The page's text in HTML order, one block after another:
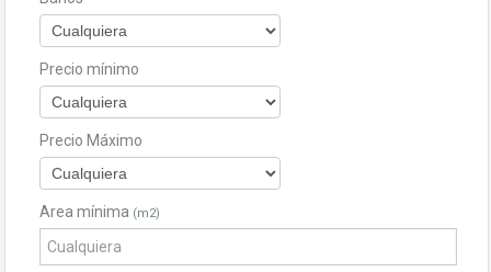
Precio mínimo
Precio Máximo
Area mínima (m2)